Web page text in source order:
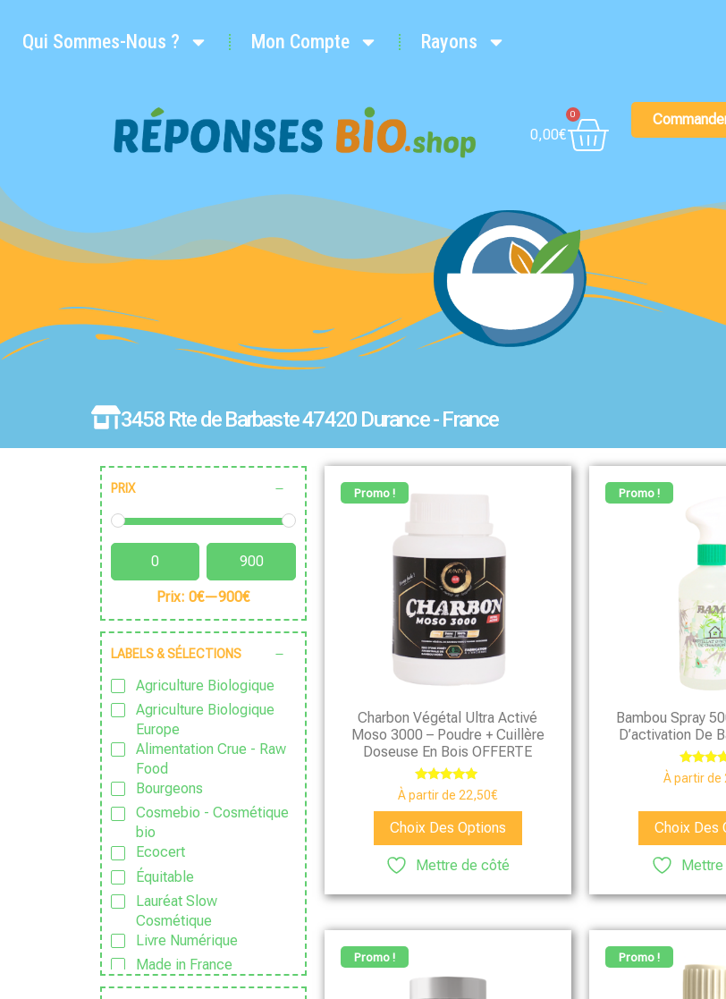
Qui Sommes-Nous ? Mon Compte Rayons
0,00€
0
3458 Rte de Barbaste 47420 Durance - France
PRIX
Prix: 0€—900€
LABELS & SÉLECTIONS
Agriculture Biologique
Agriculture Biologique
Europe
Alimentation Crue - Raw
Food
Bourgeons
Cosmebio - Cosmétique
bio
Ecocert
Équitable
Lauréat Slow
Cosmétique
Livre Numérique
Made in France
Nature & Progrès
Promo !
Charbon Végétal Ultra Activé
Moso 3000 – Poudre + Cuillère
Doseuse En Bois OFFERTE
Note
4.76
sur 5
À partir de 22,50€
Choix Des Options
Mettre de côté
Promo !
Bambou Spray
D’activation De
Note
4.46
À partir de
Choix Des
Promo ! Promo !